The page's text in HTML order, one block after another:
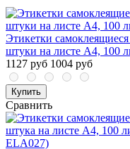
Этикетки
штуки на листе А4, 100
1127 руб 1004 руб
Купить
Сравнить